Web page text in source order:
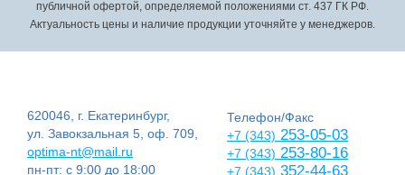
публичной офертой, определяемой положениями ст. 437 ГК РФ.
Актуальность цены и наличие продукции уточняйте у менеджеров.
620046, г. Екатеринбург,
ул. Завокзальная 5, оф. 709,
optima-nt@mail.ru
пн-пт: с 9:00 до 18:00
Телефон/Факс
+7 (343) 253-05-03
+7 (343) 253-80-16
+7 (343) 352-44-63